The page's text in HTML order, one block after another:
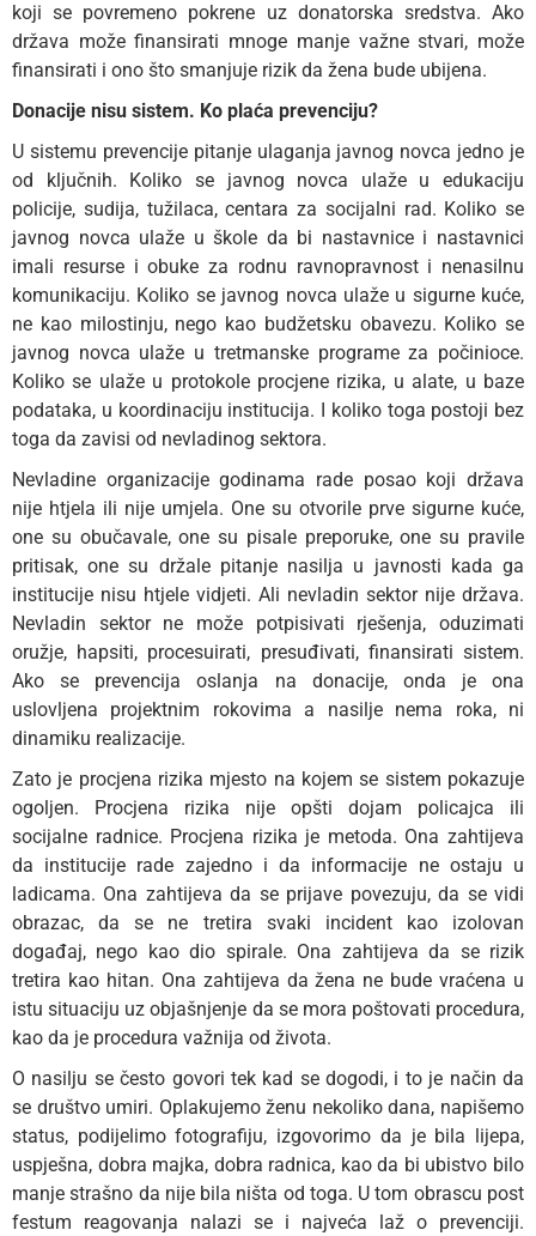
koji se povremeno pokrene uz donatorska sredstva. Ako
država može finansirati mnoge manje važne stvari, može
finansirati i ono što smanjuje rizik da žena bude ubijena.
Donacije nisu sistem. Ko plaća prevenciju?
U sistemu prevencije pitanje ulaganja javnog novca jedno je
od ključnih. Koliko se javnog novca ulaže u edukaciju
policije, sudija, tužilaca, centara za socijalni rad. Koliko se
javnog novca ulaže u škole da bi nastavnice i nastavnici
imali resurse i obuke za rodnu ravnopravnost i nenasilnu
komunikaciju. Koliko se javnog novca ulaže u sigurne kuće,
ne kao milostinju, nego kao budžetsku obavezu. Koliko se
javnog novca ulaže u tretmanske programe za počinioce.
Koliko se ulaže u protokole procjene rizika, u alate, u baze
podataka, u koordinaciju institucija. I koliko toga postoji bez
toga da zavisi od nevladinog sektora.
Nevladine organizacije godinama rade posao koji država
nije htjela ili nije umjela. One su otvorile prve sigurne kuće,
one su obučavale, one su pisale preporuke, one su pravile
pritisak, one su držale pitanje nasilja u javnosti kada ga
institucije nisu htjele vidjeti. Ali nevladin sektor nije država.
Nevladin sektor ne može potpisivati rješenja, oduzimati
oružje, hapsiti, procesuirati, presuđivati, finansirati sistem.
Ako se prevencija oslanja na donacije, onda je ona
uslovljena projektnim rokovima a nasilje nema roka, ni
dinamiku realizacije.
Zato je procjena rizika mjesto na kojem se sistem pokazuje
ogoljen. Procjena rizika nije opšti dojam policajca ili
socijalne radnice. Procjena rizika je metoda. Ona zahtijeva
da institucije rade zajedno i da informacije ne ostaju u
ladicama. Ona zahtijeva da se prijave povezuju, da se vidi
obrazac, da se ne tretira svaki incident kao izolovan
događaj, nego kao dio spirale. Ona zahtijeva da se rizik
tretira kao hitan. Ona zahtijeva da žena ne bude vraćena u
istu situaciju uz objašnjenje da se mora poštovati procedura,
kao da je procedura važnija od života.
O nasilju se često govori tek kad se dogodi, i to je način da
se društvo umiri. Oplakujemo ženu nekoliko dana, napišemo
status, podijelimo fotografiju, izgovorimo da je bila lijepa,
uspješna, dobra majka, dobra radnica, kao da bi ubistvo bilo
manje strašno da nije bila ništa od toga. U tom obrascu post
festum reagovanja nalazi se i najveća laž o prevenciji.